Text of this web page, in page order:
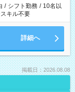
/ シフト勤務 / 10名以
キル不要
詳細へ
掲載日：2026.08.08